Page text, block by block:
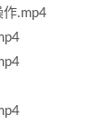
作.mp4